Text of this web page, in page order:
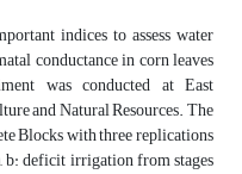
indices to assess water
conductance in corn leaves
was conducted at East
and Natural Resources. The
Blocks with three replications
deficit irrigation from stages